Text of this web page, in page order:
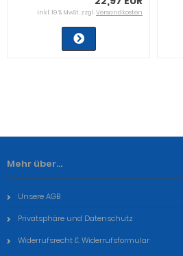
inkl. 19 % MwSt. zzgl.Versandkosten
Mehr über...
Unsere AGB
Privatsphäre und Datenschutz
Widerrufsrecht & Widerrufsformular